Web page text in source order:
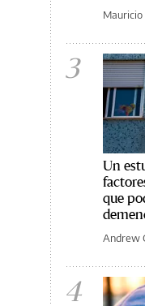
Mauricio
3
Un
que
Andrew
4